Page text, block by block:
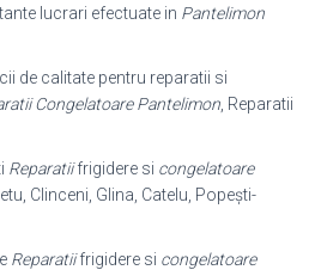
lucrari efectuate in Pantelimon
de calitate pentru reparatii si
Congelatoare Pantelimon , Reparatii
Reparatiifrigidere si congelatoare
Clinceni, Glina, Catelu, Popești-
Reparatiifrigidere si congelatoare